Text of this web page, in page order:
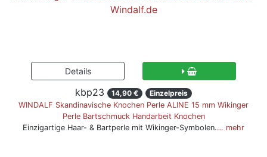
kbp23 14,90 €
Einzelpreis
WINDALF Skandinavische Knochen Perle ALINE 15 mm Wikinger
Perle Bartschmuck Handarbeit Knochen
Einzigartige Haar- & Bartperle mit Wikinger-Symbolen.… mehr